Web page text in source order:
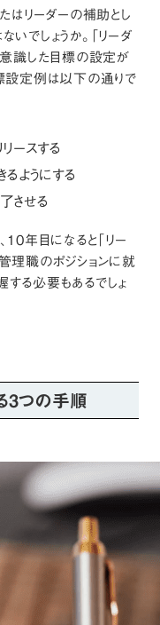
はリーダーの補助とし
でしょうか。「リーダ
意識した目標の設定が
設定例は以下の通りで
ースする
ようにする
させる
年目になると「リー
理職のポジションに就
る必要もあるでしょ
3つの手順